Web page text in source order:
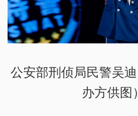
公安部刑侦局民警吴
办方供图）